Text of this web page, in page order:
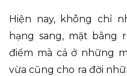
Hiện nay, không chỉ
hạng sang, mặt bằng
điểm mà cả ở những
vừa cũng cho ra đời